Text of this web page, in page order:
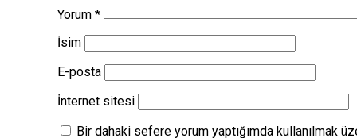
Yorum *
İsim
E-posta
İnternet sitesi
Bir dahaki sefere yorum yaptığımda kullanılmak